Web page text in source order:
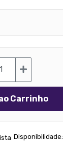
Carrinho
Disponibilidade: